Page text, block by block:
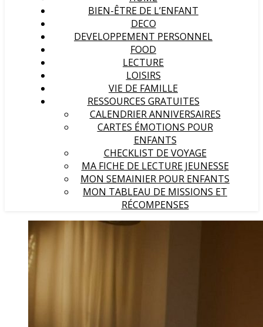
BIEN-ÊTRE DE L’ENFANT
DECO
DEVELOPPEMENT PERSONNEL
FOOD
LECTURE
LOISIRS
VIE DE FAMILLE
RESSOURCES GRATUITES
CALENDRIER ANNIVERSAIRES
CARTES ÉMOTIONS POUR
ENFANTS
CHECKLIST DE VOYAGE
MA FICHE DE LECTURE JEUNESSE
MON SEMAINIER POUR ENFANTS
MON TABLEAU DE MISSIONS ET
RÉCOMPENSES